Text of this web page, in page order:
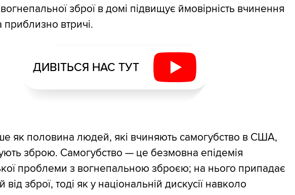
вогнепальної зброї в домі підвищує ймовірність вчинення
приблизно втричі.
ДИВІТЬСЯ НАС ТУТ
як половина людей, які вчиняють самогубство в США,
зброю. Самогубство — це безмовна епідемія
проблеми з вогнепальною зброєю; на нього припадає
від зброї, тоді як у національній дискусії навколо